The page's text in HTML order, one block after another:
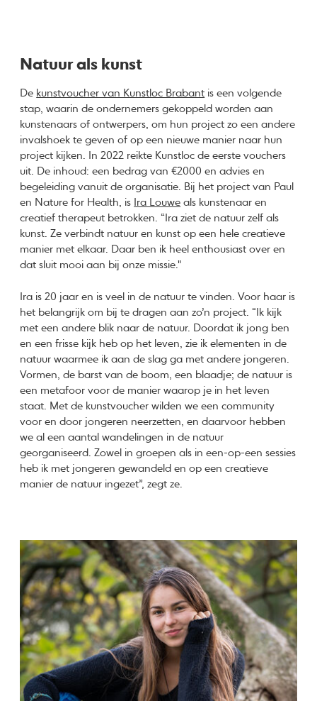
Natuur als kunst
De kunstvoucher van Kunstloc Brabant is een volgende
stap, waarin de ondernemers gekoppeld worden aan
kunstenaars of ontwerpers, om hun project zo een andere
invalshoek te geven of op een nieuwe manier naar hun
project kijken. In 2022 reikte Kunstloc de eerste vouchers
uit. De inhoud: een bedrag van €2000 en advies en
begeleiding vanuit de organisatie. Bij het project van Paul
en Nature for Health, is Ira Louwe als kunstenaar en
creatief therapeut betrokken. “Ira ziet de natuur zelf als
kunst. Ze verbindt natuur en kunst op een hele creatieve
manier met elkaar. Daar ben ik heel enthousiast over en
dat sluit mooi aan bij onze missie."
Ira is 20 jaar en is veel in de natuur te vinden. Voor haar is
het belangrijk om bij te dragen aan zo’n project. “Ik kijk
met een andere blik naar de natuur. Doordat ik jong ben
en een frisse kijk heb op het leven, zie ik elementen in de
natuur waarmee ik aan de slag ga met andere jongeren.
Vormen, de barst van de boom, een blaadje; de natuur is
een metafoor voor de manier waarop je in het leven
staat. Met de kunstvoucher wilden we een community
voor en door jongeren neerzetten, en daarvoor hebben
we al een aantal wandelingen in de natuur
georganiseerd. Zowel in groepen als in een-op-een sessies
heb ik met jongeren gewandeld en op een creatieve
manier de natuur ingezet”, zegt ze.